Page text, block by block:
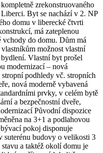
zrekonstruovaného
Byt se nachází v 2. NP
domu v liberecké čtvrti
má zateplenou
vchody do domu. Dům má
možnost vlastní
Vlastní byt prošel
modernizací – nová
podhledy vč. stropních
nová moderně vybavená
prvky, v celém bytě
a bezpečnostní dveře,
Původní dispozice
na 3+1 a podlahovou
pokoj disponuje
suterénu budovy o velikosti 3
a taktéž okolí domu je